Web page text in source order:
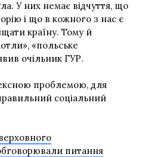
У них немає відчуття, що
і що в кожного з нас є
країну. Тому й
«польське
очільник ГУР.
проблемою, для
соціальний
питання